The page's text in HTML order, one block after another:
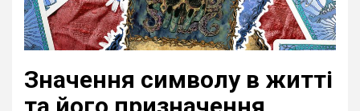
Значення символу в житті